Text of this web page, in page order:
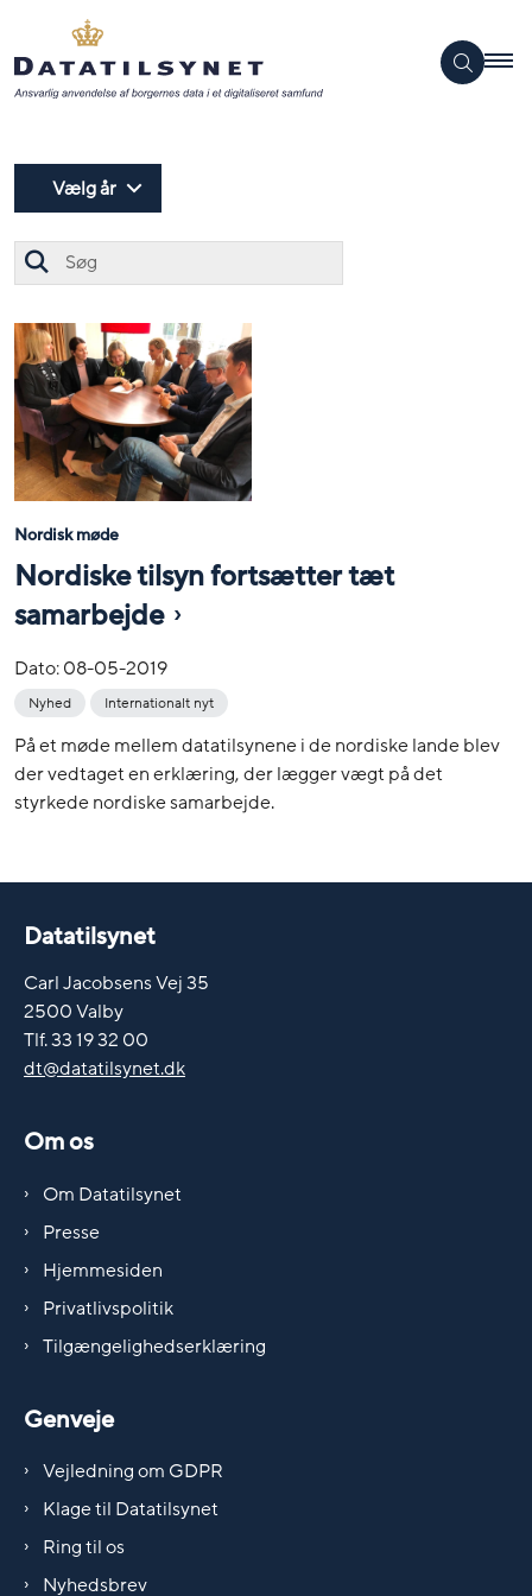
Vælg år
Nordisk møde
Nordiske tilsyn fortsætter tæt
samarbejde
Dato:08-05-2019
Nyhed Internationalt nyt
På et møde mellem datatilsynene i de nordiske lande blev
der vedtaget en erklæring, der lægger vægt på det
styrkede nordiske samarbejde.
Datatilsynet
Carl Jacobsens Vej 35
2500 Valby
Tlf. 33 19 32 00
dt@datatilsynet.dk
Om os
Om Datatilsynet
Presse
Hjemmesiden
Privatlivspolitik
Tilgængelighedserklæring
Genveje
Vejledning om GDPR
Klage til Datatilsynet
Ring til os
Nyhedsbrev